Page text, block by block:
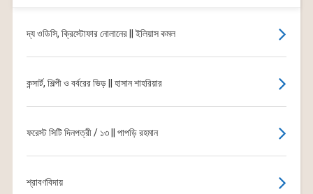
দ্য ওডিসি, ক্রিস্টোফার নোলানের || ইলিয়াস কমল
কন্সার্ট, শিল্পী ও বর্বরের ভিড় || হাসান শাহরিয়ার
ফরেস্ট সিটি দিনপত্রী / ১৩ || পাপড়ি রহমান
শ্রাবণবিদায়